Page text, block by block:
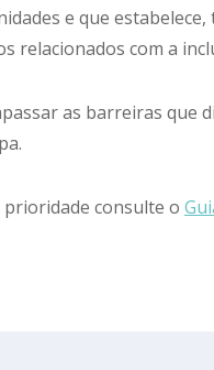
e que
relacionados com a
as barreiras
consulte o